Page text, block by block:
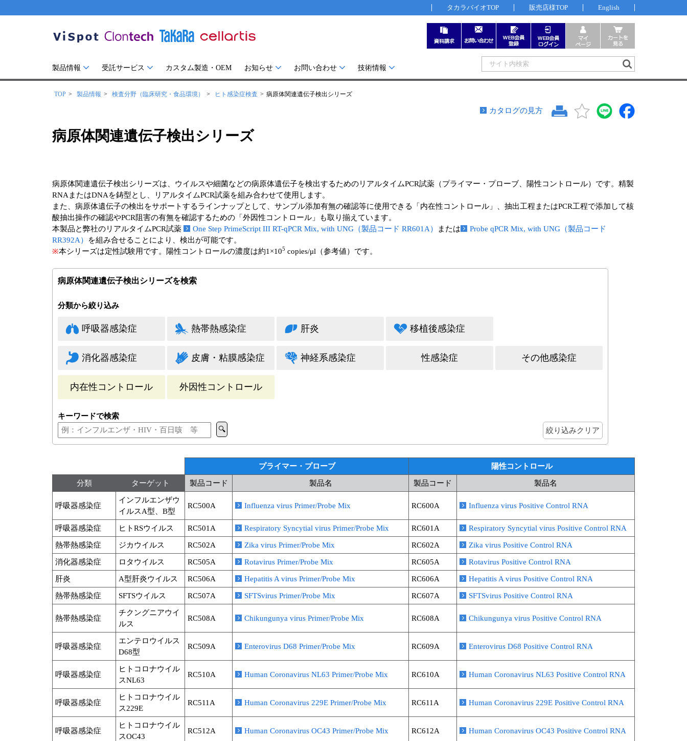
タカラバイオTOP 販売店様TOP English
製品情報 受託サービス カスタム製造・OEM お知らせ お問い合わせ 技術情報
TOP 製品情報 検査分野（臨床研究・食品環境） ヒト感染症検査 病原体関連遺伝子検出シリーズ
カタログの見方
病原体関連遺伝子検出シリーズ
病原体関連遺伝子検出シリーズは、ウイルスや細菌などの病原体遺伝子を検出するためのリアルタイムPCR試薬（プライマー・プローブ、陽性コントロール）です。精製
RNAまたはDNAを鋳型とし、リアルタイムPCR試薬を組み合わせて使用します。
また、病原体遺伝子の検出をサポートするラインナップとして、サンプル添加有無の確認等に使用できる「内在性コントロール」、抽出工程またはPCR工程で添加して核
酸抽出操作の確認やPCR阻害の有無を確認するための「外因性コントロール」も取り揃えています。
本製品と弊社のリアルタイムPCR試薬
One Step PrimeScript III RT-qPCR Mix, with UNG（製品コード RR601A） または
Probe qPCR Mix, with UNG（製品コード
RR392A）
を組み合せることにより、検出が可能です。
※本シリーズは定性試験用です。陽性コントロールの濃度は約1×105 copies/μl（参考値）です。
病原体関連遺伝子検出シリーズを検索
分類から絞り込み
呼吸器感染症 熱帯熱感染症 肝炎 移植後感染症
消化器感染症 皮膚・粘膜感染症 神経系感染症 性感染症 その他感染症
内在性コントロール 外因性コントロール
キーワードで検索
🔍
絞り込みクリア
プライマー・プローブ 陽性コントロール
分類 ターゲット 製品コード 製品名 製品コード 製品名
呼吸器感染症
インフルエンザウ
イルスA型、B型
RC500A Influenza virus Primer/Probe Mix RC600A Influenza virus Positive Control RNA
呼吸器感染症 ヒトRSウイルス RC501A Respiratory Syncytial virus Primer/Probe Mix RC601A Respiratory Syncytial virus Positive Control RNA
熱帯熱感染症 ジカウイルス RC502A Zika virus Primer/Probe Mix RC602A Zika virus Positive Control RNA
消化器感染症 ロタウイルス RC505A Rotavirus Primer/Probe Mix RC605A Rotavirus Positive Control RNA
肝炎 A型肝炎ウイルス RC506A Hepatitis A virus Primer/Probe Mix RC606A Hepatitis A virus Positive Control RNA
熱帯熱感染症 SFTSウイルス RC507A SFTSvirus Primer/Probe Mix RC607A SFTSvirus Positive Control RNA
熱帯熱感染症
チクングニアウイ
ルス
RC508A Chikungunya virus Primer/Probe Mix RC608A Chikungunya virus Positive Control RNA
呼吸器感染症
エンテロウイルス
D68型
RC509A Enterovirus D68 Primer/Probe Mix RC609A Enterovirus D68 Positive Control RNA
呼吸器感染症
ヒトコロナウイル
スNL63
RC510A Human Coronavirus NL63 Primer/Probe Mix RC610A Human Coronavirus NL63 Positive Control RNA
呼吸器感染症
ヒトコロナウイル
ス229E
RC511A Human Coronavirus 229E Primer/Probe Mix RC611A Human Coronavirus 229E Positive Control RNA
呼吸器感染症
ヒトコロナウイル
スOC43
RC512A Human Coronavirus OC43 Primer/Probe Mix RC612A Human Coronavirus OC43 Positive Control RNA